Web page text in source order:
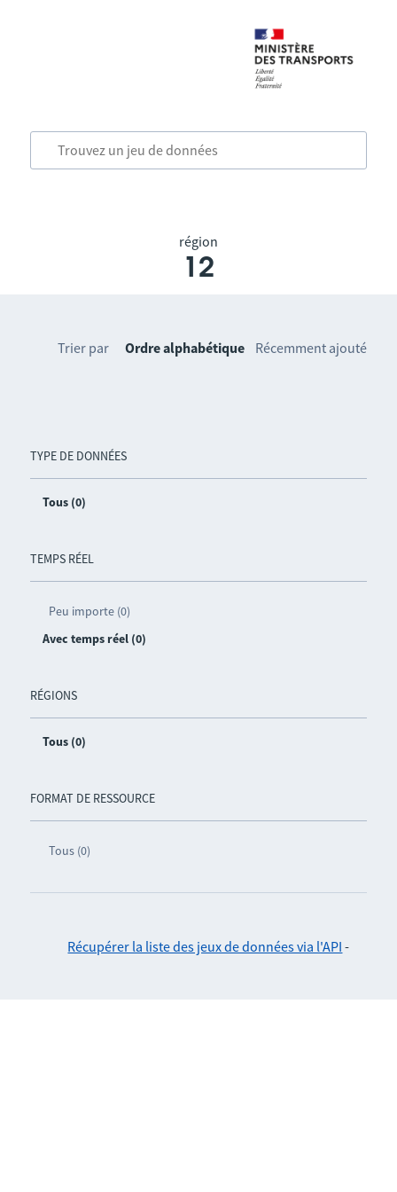
région
12
TYPE DE DONNÉES
Tous (0)
TEMPS RÉEL
Peu importe (0)
Avec temps réel (0)
RÉGIONS
Tous (0)
FORMAT DE RESSOURCE
Tous (0)
Trier par Ordre alphabétique Récemment ajouté
Récupérer la liste des jeux de données via l'API -